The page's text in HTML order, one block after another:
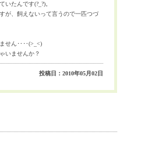
いたんです(?_?)。
が、飼えないって言うので一匹つづ
ません‥‥(>_<)
いませんか？
投稿日：2010年05月02日